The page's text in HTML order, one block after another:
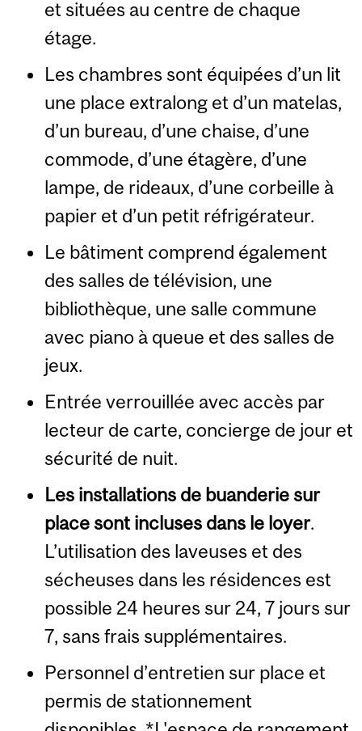
et situées au centre de chaque
étage.
Les chambres sont équipées d’un lit
une place extralong et d’un matelas,
d’un bureau, d’une chaise, d’une
commode, d’une étagère, d’une
lampe, de rideaux, d’une corbeille à
papier et d’un petit réfrigérateur.
Le bâtiment comprend également
des salles de télévision, une
bibliothèque, une salle commune
avec piano à queue et des salles de
jeux.
Entrée verrouillée avec accès par
lecteur de carte, concierge de jour et
sécurité de nuit.
Les installations de buanderie sur
place sont incluses dans le loyer.
L’utilisation des laveuses et des
sécheuses dans les résidences est
possible 24 heures sur 24, 7 jours sur
7, sans frais supplémentaires.
Personnel d’entretien sur place et
permis de stationnement